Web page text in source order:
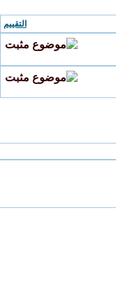
التقييم